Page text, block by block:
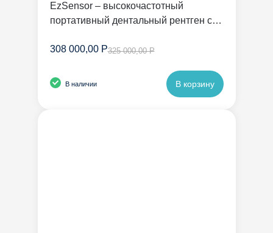
EzSensor – высокочастотный
портативный дентальный рентген с
308 000,00 Р325 000,00 Р
В наличии В корзину